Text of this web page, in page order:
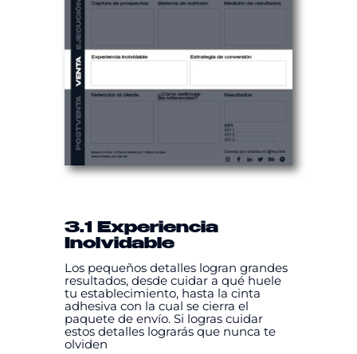
3.1 Experiencia
Inolvidable
Los pequeños detalles logran grandes
resultados, desde cuidar a qué huele
tu establecimiento, hasta la cinta
adhesiva con la cual se cierra el
paquete de envío. Si logras cuidar
estos detalles lograrás que nunca te
olviden